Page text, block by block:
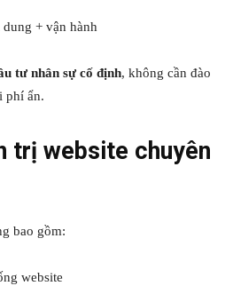
+ vận hành
tư nhân sự cố định, không cần đào
phí ẩn.
trị website chuyên
bao gồm:
website